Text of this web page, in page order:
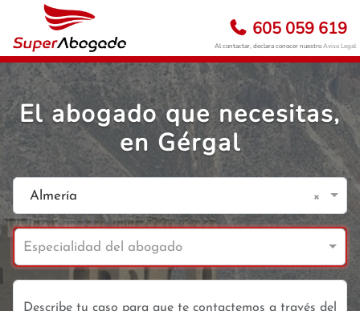
605 059 619
Al contactar, declara conocer nuestroAviso Legal
El abogado que necesitas,
en Gérgal
Almería ×
Especialidad del abogado